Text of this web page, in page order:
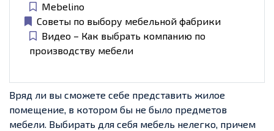
Mebelino
Советы по выбору мебельной фабрики
Видео – Как выбрать компанию по
производству мебели
Вряд ли вы сможете себе представить жилое
помещение, в котором бы не было предметов
мебели. Выбирать для себя мебель нелегко, причем